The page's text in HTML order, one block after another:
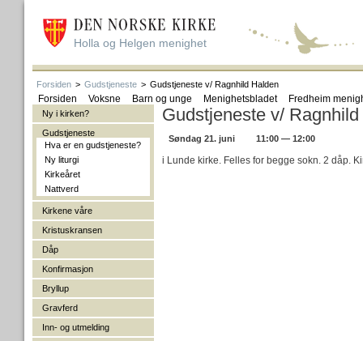
Holla og Helgen menighet
Forsiden > Gudstjeneste > Gudstjeneste v/ Ragnhild Halden
Forsiden Voksne Barn og unge Menighetsbladet Fredheim
Ny i kirken?
Gudstjeneste
Hva er en gudstjeneste?
Ny liturgi
Kirkeåret
Nattverd
Kirkene våre
Kristuskransen
Dåp
Konfirmasjon
Bryllup
Gravferd
Inn- og utmelding
Gudstjeneste v/
Søndag 21. juni 11:00 — 12:00
i Lunde kirke. Felles for begge sokn. 2 dåp.